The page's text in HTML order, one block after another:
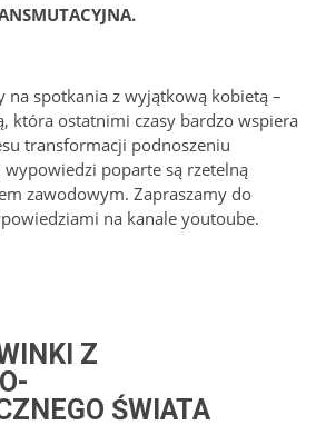
na spotkania z wyjątkową kobietą –
która ostatnimi czasy bardzo wspiera
transformacji podnoszeniu
poparte są rzetelną
zawodowym. Zapraszamy do
na kanale youtoube.
Z
ŚWIATA